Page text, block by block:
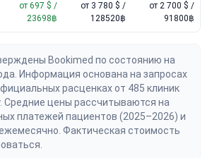
от 697 $ /
23698฿
от 3 780 $ /
128520฿
от 2 700 $ /
91800฿
Bookimed по состоянию на
Информация основана на запросах
расценках от 485 клиник
Средние цены рассчитываются на
платежей пациентов (2025–2026) и
Фактическая стоимость